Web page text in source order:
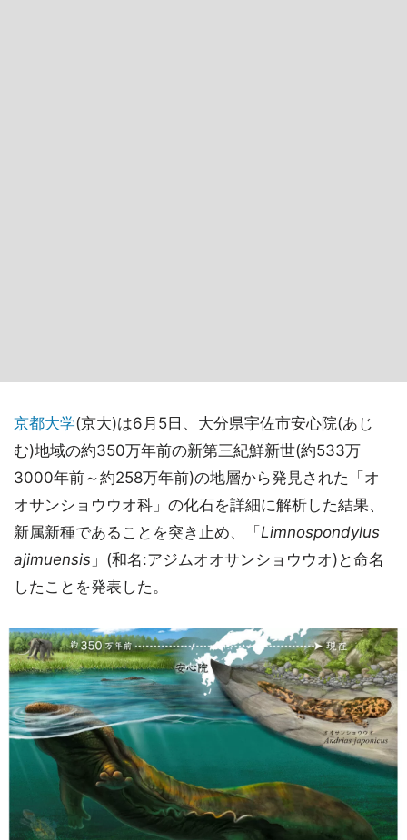
京都大学(京大)は6月5日、大分県宇佐市安心院(あじ
む)地域の約350万年前の新第三紀鮮新世(約533万
3000年前～約258万年前)の地層から発見された「オ
オサンショウウオ科」の化石を詳細に解析した結果、
新属新種であることを突き止め、「 Limnospondylus
ajimuensis 」(和名:アジムオオサンショウウオ)と命名
したことを発表した。